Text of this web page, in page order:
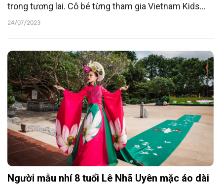
trong tương lai. Cô bé từng tham gia Vietnam Kids
Fashion Week, Busan International Fashion Week
24/07/2023
Người mẫu nhí 8 tuổi Lê Nhã Uyên mặc áo dài